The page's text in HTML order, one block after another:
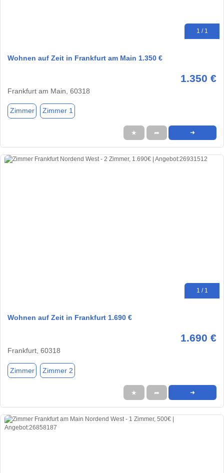
1 / 1
Wohnen auf Zeit in Frankfurt am Main 1.350 €
1.350 €
Frankfurt am Main, 60318
Zimmer Zimmer 1
★ ➦ ➜
1 / 1
Wohnen auf Zeit in Frankfurt 1.690 €
1.690 €
Frankfurt, 60318
Zimmer Zimmer 2
★ ➦ ➜